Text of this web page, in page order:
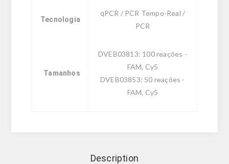
Tecnologia
qPCR / PCR Tempo-Real /
PCR
Tamanhos
DVEB03813: 100 reações -
FAM, Cy5
DVEB03853: 50 reações -
FAM, Cy5
Description